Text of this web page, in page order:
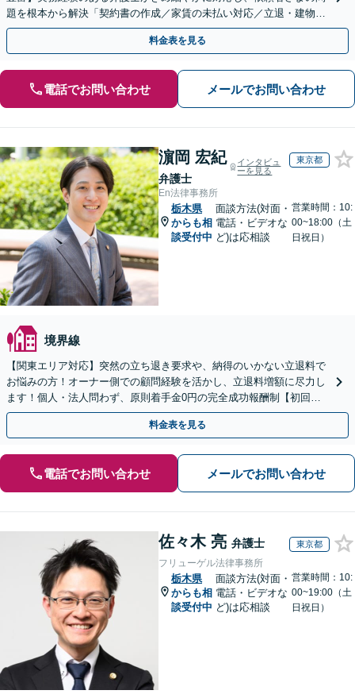
題を根本から解決「契約書の作成／家賃の未払い対応／立退・建物の
明け渡し請求／欠陥住宅トラブル」
料金表を見る
電話でお問い合わせ メールでお問い合わせ
濵岡 宏紀
弁護士
インタビュ
ーを見る
東京都
En法律事務所
栃木県
からも相
談受付中
面談方法(対面・
電話・ビデオな
ど)は応相談
営業時間：10:
00~18:00（土
日祝日）
境界線
【関東エリア対応】突然の立ち退き要求や、納得のいかない立退料で
お悩みの方！オーナー側での顧問経験を活かし、立退料増額に尽力し
ます！個人・法人問わず、原則着手金0円の完全成功報酬制【初回相
談30分無料】【オンライン対応可】【夜間休日相談可】
料金表を見る
電話でお問い合わせ メールでお問い合わせ
佐々木 亮 弁護士 東京都
フリューゲル法律事務所
栃木県
からも相
談受付中
面談方法(対面・
電話・ビデオな
ど)は応相談
営業時間：10:
00~19:00（土
日祝日）